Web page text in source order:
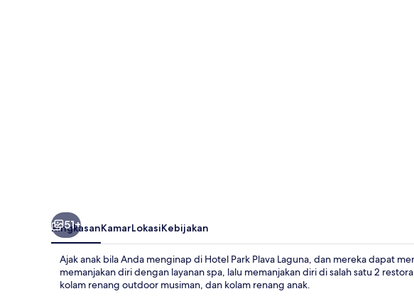
51+
RingkasanKamarLokasiKebijakan
Ajak anak bila Anda menginap di Hotel Park Plava Laguna, dan mereka dapat
memanjakan diri dengan layanan spa, lalu memanjakan diri di salah satu 2
kolam renang outdoor musiman, dan kolam renang anak.